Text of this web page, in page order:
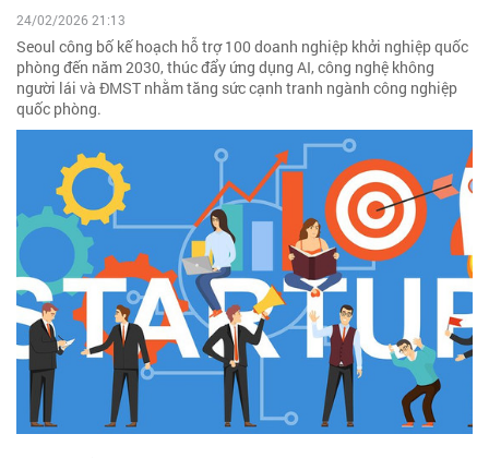
24/02/2026 21:13
Seoul công bố kế hoạch hỗ trợ 100 doanh nghiệp khởi nghiệp quốc
phòng đến năm 2030, thúc đẩy ứng dụng AI, công nghệ không
người lái và ĐMST nhằm tăng sức cạnh tranh ngành công nghiệp
quốc phòng.